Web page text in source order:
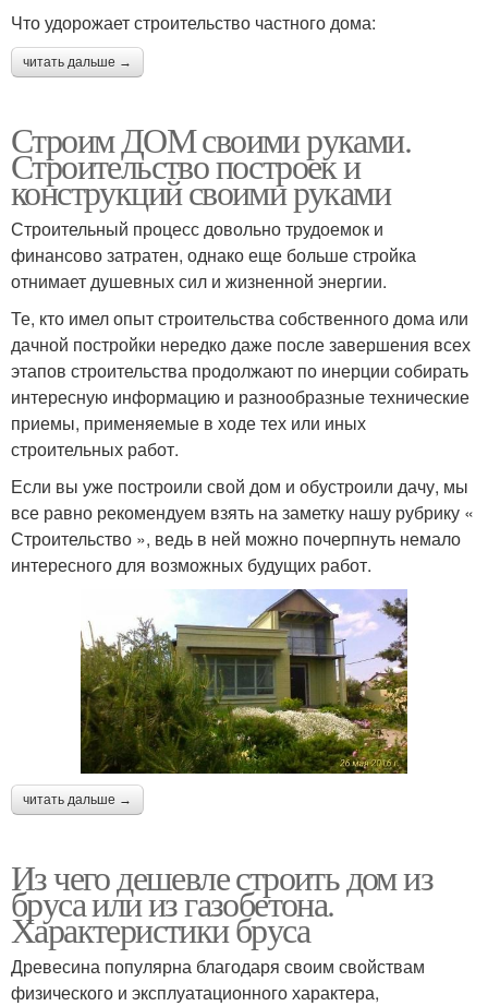
Что удорожает строительство частного дома:
читать дальше →
Строим ДОМ своими руками.
Строительство построек и
конструкций своими руками
Строительный процесс довольно трудоемок и
финансово затратен, однако еще больше стройка
отнимает душевных сил и жизненной энергии.
Те, кто имел опыт строительства собственного дома или
дачной постройки нередко даже после завершения всех
этапов строительства продолжают по инерции собирать
интересную информацию и разнообразные технические
приемы, применяемые в ходе тех или иных
строительных работ.
Если вы уже построили свой дом и обустроили дачу, мы
все равно рекомендуем взять на заметку нашу рубрику «
Строительство », ведь в ней можно почерпнуть немало
интересного для возможных будущих работ.
читать дальше →
Из чего дешевле строить дом из
бруса или из газобетона.
Характеристики бруса
Древесина популярна благодаря своим свойствам
физического и эксплуатационного характера,